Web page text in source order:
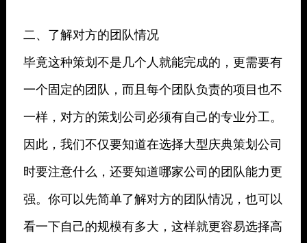
二、了解对方的团队情况
毕竟这种策划不是几个人就能完成的，更需要有
一个固定的团队，而且每个团队负责的项目也不
一样，对方的策划公司必须有自己的专业分工。
因此，我们不仅要知道在选择大型庆典策划公司
时要注意什么，还要知道哪家公司的团队能力更
强。你可以先简单了解对方的团队情况，也可以
看一下自己的规模有多大，这样就更容易选择高